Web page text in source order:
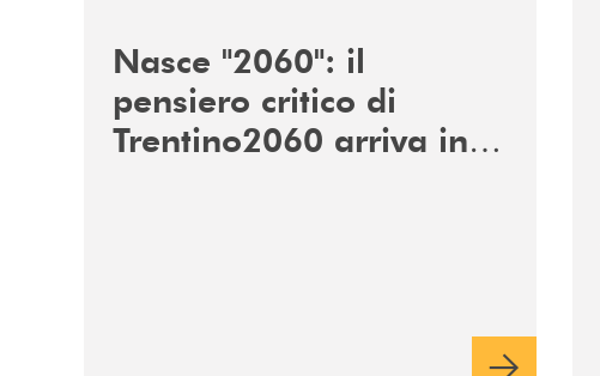
Nasce "2060": il
pensiero critico di
Trentino2060 arriva in